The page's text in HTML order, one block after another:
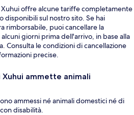
Xuhui offre alcune tariffe completamente
disponibili sul nostro sito. Se hai
rimborsabile, puoi cancellare la
giorni prima dell'arrivo, in base alla
Consulta le condizioni di cancellazione
precise.
Xuhui ammette animali
ammessi né animali domestici né di
disabilità.